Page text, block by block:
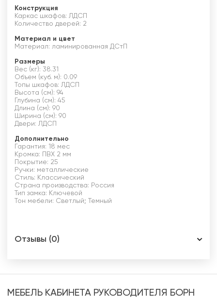
Конструкция
Каркас шкафов: ЛДСП
Количество дверей: 2
Материал и цвет
Материал: ламинированная ДСтП
Размеры
Вес (кг): 38.31
Объем (куб. м): 0.09
Топы шкафов: ЛДСП
Высота (см): 94
Глубина (см): 45
Длина (см): 90
Ширина (см): 90
Двери: ЛДСП
Дополнительно
Гарантия: 18 мес
Кромка: ПВХ 2 мм
Покрытие: 25
Ручки: металлические
Стиль: Классический
Страна производства: Россия
Тип замка: Ключевой
Тон мебели: Светлый; Темный
Отзывы (0)
МЕБЕЛЬ КАБИНЕТА РУКОВОДИТЕЛЯ БОРН